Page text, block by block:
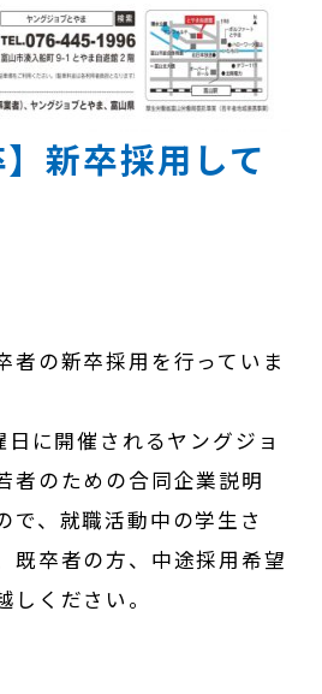
】新卒採用して
者の新卒採用を行っていま
に開催されるヤングジョ
者のための合同企業説明
で、就職活動中の学生さ
既卒者の方、中途採用希望
しください。